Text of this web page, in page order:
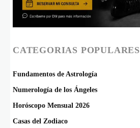
CATEGORIAS POPULARES
Fundamentos de Astrología
Numerología de los Ángeles
Horóscopo Mensual 2026
Casas del Zodiaco